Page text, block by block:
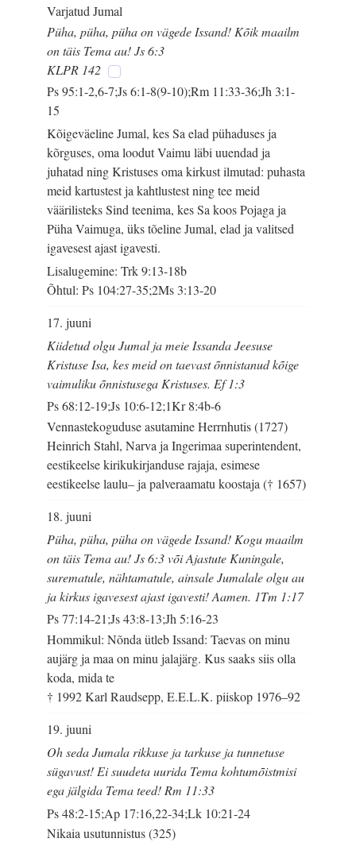
Varjatud Jumal
Püha, püha, püha on vägede Issand! Kõik maailm
on täis Tema au! Js 6:3
KLPR 142
Ps 95:1-2,6-7;Js 6:1-8(9-10);Rm 11:33-36;Jh 3:1-
15
Kõigeväeline Jumal, kes Sa elad pühaduses ja
kõrguses, oma loodut Vaimu läbi uuendad ja
juhatad ning Kristuses oma kirkust ilmutad: puhasta
meid kartustest ja kahtlustest ning tee meid
väärilisteks Sind teenima, kes Sa koos Pojaga ja
Püha Vaimuga, üks tõeline Jumal, elad ja valitsed
igavesest ajast igavesti.
Lisalugemine: Trk 9:13-18b
Õhtul: Ps 104:27-35;2Ms 3:13-20
17. juuni
Kiidetud olgu Jumal ja meie Issanda Jeesuse
Kristuse Isa, kes meid on taevast õnnistanud kõige
vaimuliku õnnistusega Kristuses. Ef 1:3
Ps 68:12-19;Js 10:6-12;1Kr 8:4b-6
Vennastekoguduse asutamine Herrnhutis (1727)
Heinrich Stahl, Narva ja Ingerimaa superintendent,
eestikeelse kirikukirjanduse rajaja, esimese
eestikeelse laulu– ja palveraamatu koostaja († 1657)
18. juuni
Püha, püha, püha on vägede Issand! Kogu maailm
on täis Tema au! Js 6:3 või Ajastute Kuningale,
surematule, nähtamatule, ainsale Jumalale olgu au
ja kirkus igavesest ajast igavesti! Aamen. 1Tm 1:17
Ps 77:14-21;Js 43:8-13;Jh 5:16-23
Hommikul: Nõnda ütleb Issand: Taevas on minu
aujärg ja maa on minu jalajärg. Kus saaks siis olla
koda, mida te
† 1992 Karl Raudsepp, E.E.L.K. piiskop 1976–92
19. juuni
Oh seda Jumala rikkuse ja tarkuse ja tunnetuse
sügavust! Ei suudeta uurida Tema kohtumõistmisi
ega jälgida Tema teed! Rm 11:33
Ps 48:2-15;Ap 17:16,22-34;Lk 10:21-24
Nikaia usutunnistus (325)